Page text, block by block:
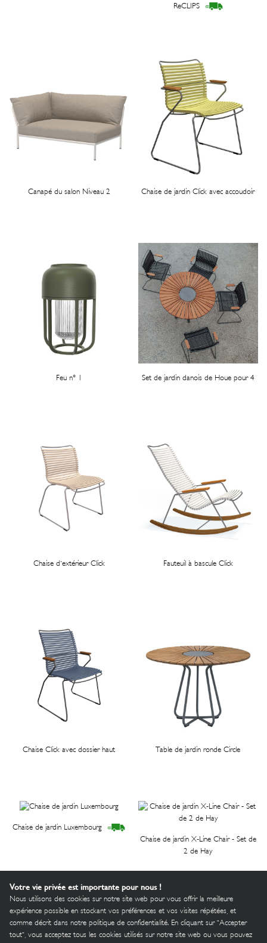
ReCLIPS
Canapé du salon Niveau 2 Chaise de jardin Click avec accoudoir
Feu n° 1 Set de jardin danois de Houe pour 4
Chaise d'extérieur Click Fauteuil à bascule Click
Chaise Click avec dossier haut Table de jardin ronde Circle
Chaise de jardin Luxembourg
Chaise de jardin X-Line Chair - Set de
2 de Hay
Votre vie privée est importante pour nous !
Nous utilisons des cookies sur notre site web pour vous offrir la meilleure
expérience possible en stockant vos préférences et vos visites répétées, et
comme décrit dans notre politique de confidentialité. En cliquant sur "Accepter
tout", vous acceptez tous les cookies utilisés sur notre site web ou vous pouvez